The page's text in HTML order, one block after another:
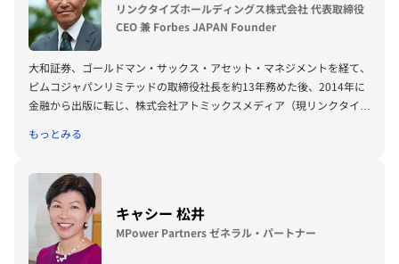
ー、ナレッジワーク、TEARASSなど。
同社以前は、経営コンサルティング会社（現PwC）にて、プロジェク
トマネジャーを歴任。東京大学法学部卒。
リンクタイズホールディングス株式会社 代表取締役
CEO 兼 Forbes JAPAN Founder
大和証券、ゴールドマン・サックス・アセット・マネジメントを経て、
ピムコジャパンリミテッドの取締役社長を約13年務めた後、2014年に
金融から出版に転じ、株式会社アトミックスメディア（現リンクタイズ
りリンクタイズ株式会社 代表取締役CEO（Forbes JAPANファウンダ
Founder 兼 CEOを兼務。日本経済新聞の連載に寄稿するなど、資本市
場全般に関する論文・著書多数。 1992年度証券アナリストジャーナル
賞受賞。エ ンデバー・ジャパン代表理事、日本ベンチャーキャピタル
協会専務理事、アジア・パシフィック・イニシアティブ理事、ヒューマ
ン・ライツ・ウオッチ国際理事、東京フィナンシャル・リサーチ編集委
もっとみる
キャシー 松井
MPower Partners ゼネラル・パートナー